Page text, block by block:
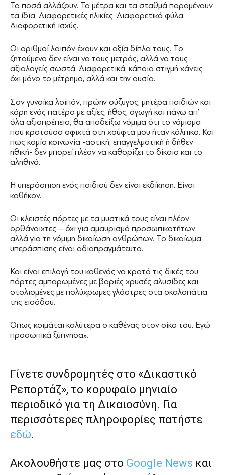
Τα ποσά αλλάζουν. Τα μέτρα και τα σταθμά παραμένουν
τα ίδια. Διαφορετικές ηλικίες. Διαφορετικά φύλα.
Διαφορετική ισχύς.
Οι αριθμοί λοιπόν έχουν και αξία δίπλα τους. Το
ζητούμενο δεν είναι να τους μετράς, αλλά να τους
αξιολογείς σωστά. Διαφορετικά, κάποια στιγμή χάνεις
όχι μόνο το μέτρημα, αλλά και την ουσία.
Σαν γυναίκα λοιπόν, πρώην σύζυγος, μητέρα παιδιών και
κόρη ενός πατέρα με αξίες, ήθος, αγωγή και πάνω απ’
όλα αξιοπρέπεια, θα αποδείξω νόμιμα ότι το νόμισμα
που κρατούσα σφιχτά στη χούφτα μου ήταν κάλπικο. Και
πως καμία κοινωνία -αστική, επαγγελματική ή δήθεν
ηθική- δεν μπορεί πλέον να καθορίζει το δίκαιο και το
αληθινό.
Η υπεράσπιση ενός παιδιού δεν είναι εκδίκηση. Είναι
καθήκον.
Οι κλειστές πόρτες με τα μυστικά τους είναι πλέον
ορθάνοιχτες – όχι για αμαυρισμό προσωπικοτήτων,
αλλά για τη νόμιμη δικαίωση ανθρώπων. Το δικαίωμα
υπεράσπισης είναι αδιαπραγμάτευτο.
Και είναι επιλογή του καθενός να κρατά τις δικές του
πόρτες αμπαρωμένες με βαριές χρυσές αλυσίδες και
στολισμένες με πολύχρωμες γλάστρες στα σκαλοπάτια
της εισόδου.
Όπως κοιμάται καλύτερα ο καθένας στον οίκο του. Εγώ
προσωπικά ξύπνησα».
Γίνετε συνδρομητές στο «Δικαστικό
Ρεπορτάζ», το κορυφαίο μηνιαίο
περιοδικό για τη Δικαιοσύνη. Για
περισσότερες πληροφορίες πατήστε
εδώ.
Ακολουθήστε μας στο Google News και